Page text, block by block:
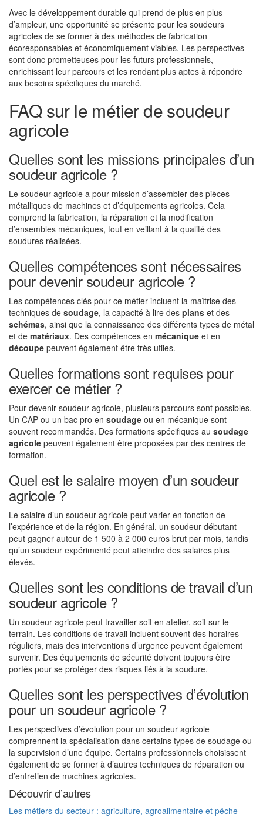
Avec le développement durable qui prend de plus en plus
d’ampleur, une opportunité se présente pour les soudeurs
agricoles de se former à des méthodes de fabrication
écoresponsables et économiquement viables. Les perspectives
sont donc prometteuses pour les futurs professionnels,
enrichissant leur parcours et les rendant plus aptes à répondre
aux besoins spécifiques du marché.
FAQ sur le métier de soudeur
agricole
Quelles sont les missions principales d’un
soudeur agricole ?
Le soudeur agricole a pour mission d’assembler des pièces
métalliques de machines et d’équipements agricoles. Cela
comprend la fabrication, la réparation et la modification
d’ensembles mécaniques, tout en veillant à la qualité des
soudures réalisées.
Quelles compétences sont nécessaires
pour devenir soudeur agricole ?
Les compétences clés pour ce métier incluent la maîtrise des
techniques de soudage, la capacité à lire des plans et des
schémas, ainsi que la connaissance des différents types de métal
et de matériaux. Des compétences en mécanique et en
découpe peuvent également être très utiles.
Quelles formations sont requises pour
exercer ce métier ?
Pour devenir soudeur agricole, plusieurs parcours sont possibles.
Un CAP ou un bac pro en soudage ou en mécanique sont
souvent recommandés. Des formations spécifiques au soudage
agricole peuvent également être proposées par des centres de
formation.
Quel est le salaire moyen d’un soudeur
agricole ?
Le salaire d’un soudeur agricole peut varier en fonction de
l’expérience et de la région. En général, un soudeur débutant
peut gagner autour de 1 500 à 2 000 euros brut par mois, tandis
qu’un soudeur expérimenté peut atteindre des salaires plus
élevés.
Quelles sont les conditions de travail d’un
soudeur agricole ?
Un soudeur agricole peut travailler soit en atelier, soit sur le
terrain. Les conditions de travail incluent souvent des horaires
réguliers, mais des interventions d’urgence peuvent également
survenir. Des équipements de sécurité doivent toujours être
portés pour se protéger des risques liés à la soudure.
Quelles sont les perspectives d’évolution
pour un soudeur agricole ?
Les perspectives d’évolution pour un soudeur agricole
comprennent la spécialisation dans certains types de soudage ou
la supervision d’une équipe. Certains professionnels choisissent
également de se former à d’autres techniques de réparation ou
d’entretien de machines agricoles.
Découvrir d’autres
Les métiers du secteur : agriculture, agroalimentaire et pêche